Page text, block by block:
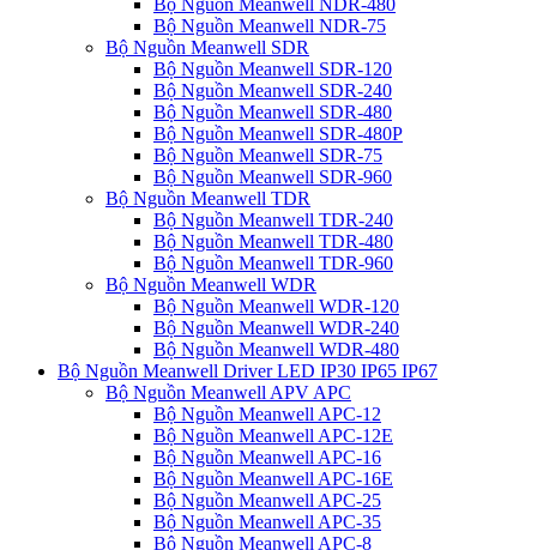
Bộ Nguồn Meanwell NDR-75
Bộ Nguồn Meanwell SDR
Bộ Nguồn Meanwell SDR-120
Bộ Nguồn Meanwell SDR-240
Bộ Nguồn Meanwell SDR-480
Bộ Nguồn Meanwell SDR-480P
Bộ Nguồn Meanwell SDR-75
Bộ Nguồn Meanwell SDR-960
Bộ Nguồn Meanwell TDR
Bộ Nguồn Meanwell TDR-240
Bộ Nguồn Meanwell TDR-480
Bộ Nguồn Meanwell TDR-960
Bộ Nguồn Meanwell WDR
Bộ Nguồn Meanwell WDR-120
Bộ Nguồn Meanwell WDR-240
Bộ Nguồn Meanwell WDR-480
Bộ Nguồn Meanwell Driver LED IP30 IP65 IP67
Bộ Nguồn Meanwell APV APC
Bộ Nguồn Meanwell APC-12
Bộ Nguồn Meanwell APC-12E
Bộ Nguồn Meanwell APC-16
Bộ Nguồn Meanwell APC-16E
Bộ Nguồn Meanwell APC-25
Bộ Nguồn Meanwell APC-35
Bộ Nguồn Meanwell APC-8